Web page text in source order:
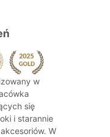
w
się
i starannie
W